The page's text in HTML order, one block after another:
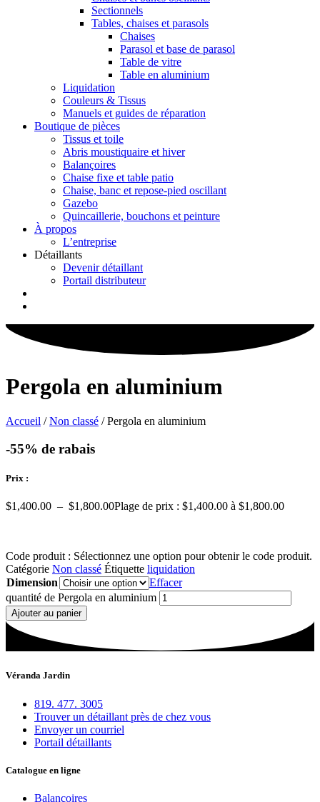
Sectionnels
Tables, chaises et parasols
Chaises
Parasol et base de parasol
Table de vitre
Table en aluminium
Liquidation
Couleurs & Tissus
Manuels et guides de réparation
Boutique de pièces
Tissus et toile
Abris moustiquaire et hiver
Balançoires
Chaise fixe et table patio
Chaise, banc et repose-pied oscillant
Gazebo
Quincaillerie, bouchons et peinture
À propos
L’entreprise
Détaillants
Devenir détaillant
Portail distributeur
Pergola en aluminium
Accueil /Non classé / Pergola en aluminium
-55% de rabais
Prix :
$1,400.00 – $1,800.00Plage de prix : $1,400.00 à $1,800.00
Code produit : Sélectionnez une option pour obtenir le code produit.
Catégorie Non classé Étiquette liquidation
Dimension
Effacer
quantité de Pergola en aluminium
Ajouter au panier
Véranda Jardin
819. 477. 3005
Trouver un détaillant près de chez vous
Envoyer un courriel
Portail détaillants
Catalogue en ligne
Balançoires